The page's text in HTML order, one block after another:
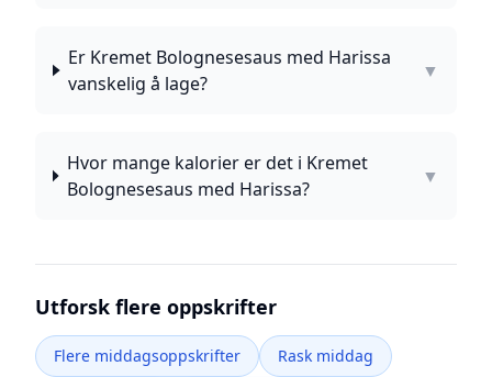
Er Kremet Bolognesesaus med Harissa
vanskelig å lage?
▼
Hvor mange kalorier er det i Kremet
Bolognesesaus med Harissa?
▼
Utforsk flere oppskrifter
Flere middagsoppskrifter
Rask middag